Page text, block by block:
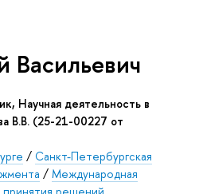
Васильевич
В.В. (25-21-00227 от
/ Санкт-Петербургская
/ Международная